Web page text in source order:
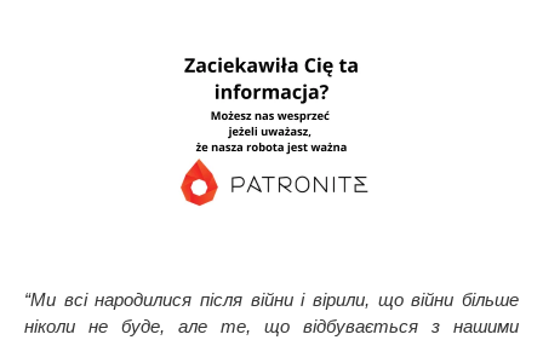
“Ми всі народилися після війни і вірили, що війни більше
ніколи не буде, але те, що відбувається з нашими